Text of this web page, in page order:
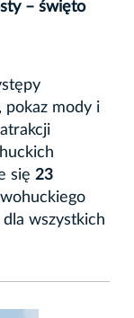
– święto
pokaz mody i
się 23
wszystkich